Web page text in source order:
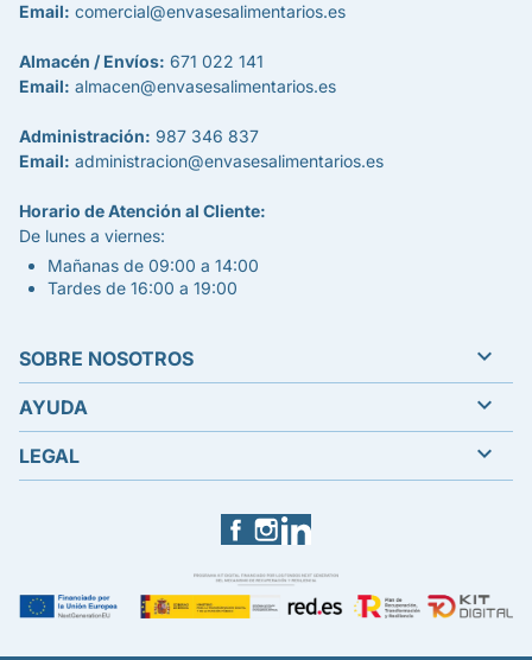
Facebook
Email: comercial@envasesalimentarios.es
Almacén / Envíos: 671 022 141
Email: almacen@envasesalimentarios.es
Administración: 987 346 837
Email: administracion@envasesalimentarios.es
Horario de Atención al Cliente:
De lunes a viernes:
Mañanas de 09:00 a 14:00
Tardes de 16:00 a 19:00
SOBRE NOSOTROS 
AYUDA 
LEGAL 